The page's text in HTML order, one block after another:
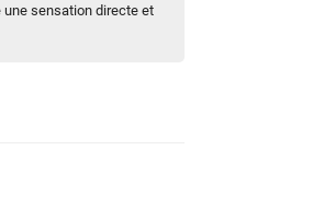
sensation directe et